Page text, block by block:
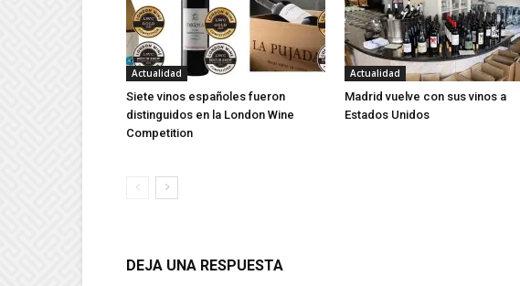
Actualidad
Siete vinos españoles fueron
distinguidos en la London Wine
Competition
Actualidad
Madrid vuelve con sus vinos a
Estados Unidos
DEJA UNA RESPUESTA